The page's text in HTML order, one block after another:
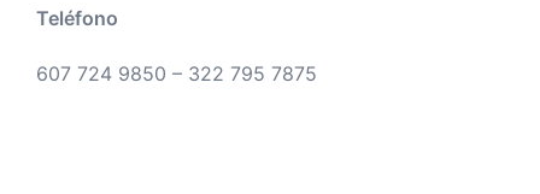
Teléfono
607 724 9850 – 322 795 7875